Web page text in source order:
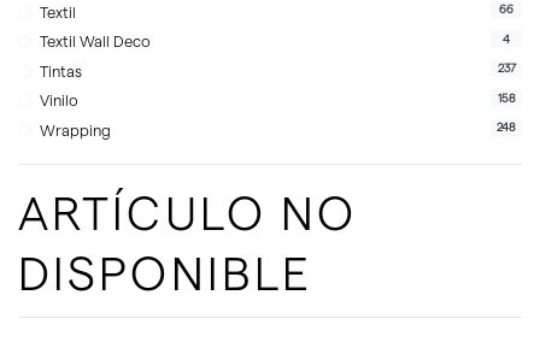
Textil 66
Textil Wall Deco 4
Tintas 237
Vinilo 158
Wrapping 248
ARTÍCULO NO
DISPONIBLE